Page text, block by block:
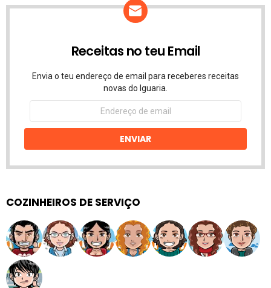
Receitas no teu Email
Envia o teu endereço de email para receberes receitas
novas do Iguaria.
Endereço
email
ENVIAR
COZINHEIROS DE SERVIÇO